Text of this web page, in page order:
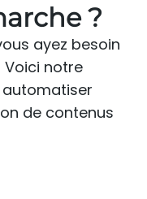
?
ayez besoin
Voici notre
de contenus